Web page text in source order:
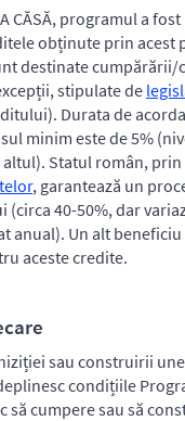
CĂSĂ, programul a
obținute prin acest
destinate
stipulate de
Durata de
minim este de 5%
Statul român, prin
, garantează un
(circa 40-50%, dar
anual). Un alt
aceste credite.
sau construirii
condițiile
să cumpere sau să